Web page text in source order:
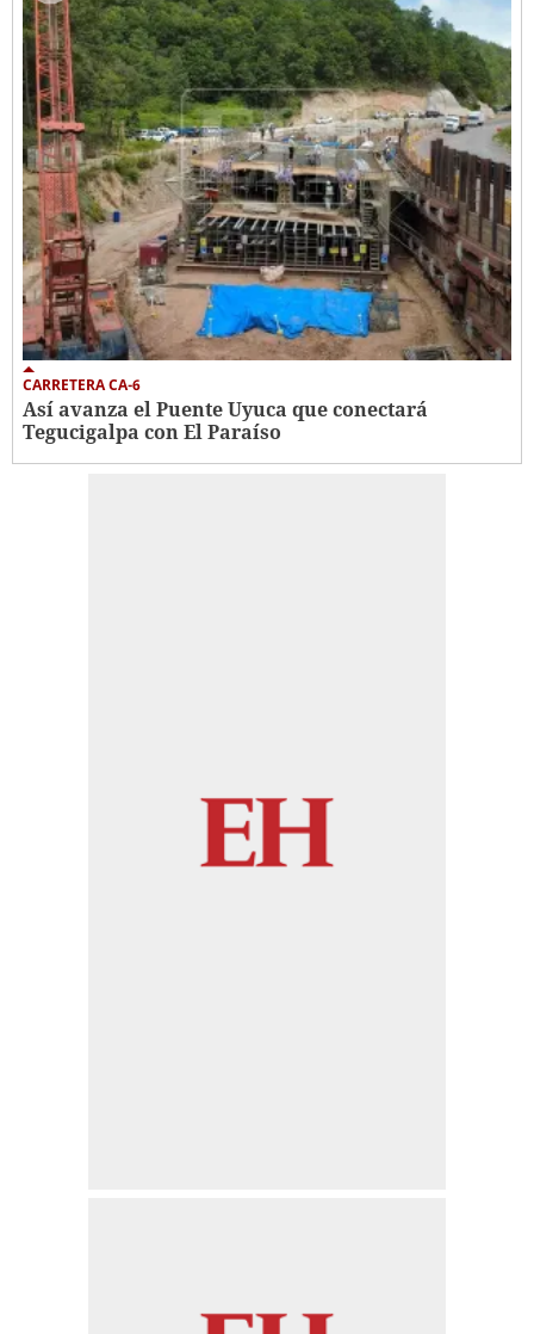
CARRETERA CA-6
Así avanza el Puente Uyuca que conectará
Tegucigalpa con El Paraíso